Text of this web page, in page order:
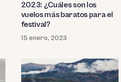
2023: ¿Cuáles son los
vuelos más baratos para el
festival?
15 enero, 2023